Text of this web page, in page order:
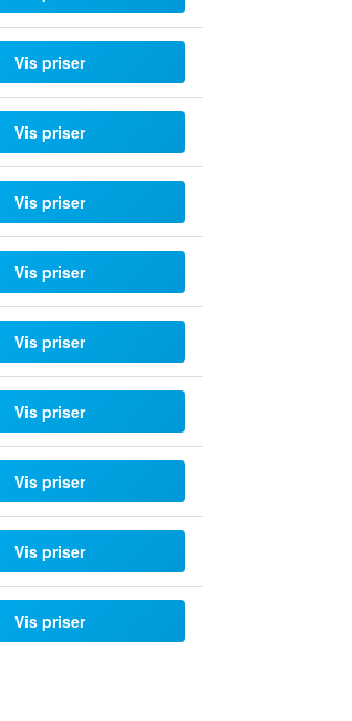
Vis priser
Vis priser
Vis priser
Vis priser
Vis priser
Vis priser
Vis priser
Vis priser
Vis priser